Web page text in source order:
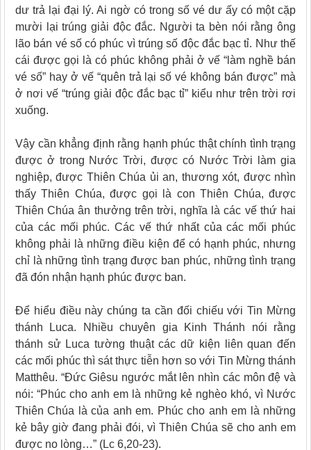
dư trả lại đại lý. Ai ngờ có trong số vé dư ấy có một cặp
mười lại trúng giải độc đắc. Người ta bèn nói rằng ông
lão bán vé số có phúc vì trúng số độc đắc bạc tỉ. Như thế
cái được gọi là có phúc không phải ở vế “làm nghề bán
vé số” hay ở vế “quên trả lại số vé không bán được” mà
ở nơi vế “trúng giải độc đắc bạc tỉ” kiểu như trên trời rơi
xuống.
Vậy cần khẳng định rằng hạnh phúc thật chính tình trạng
được ở trong Nước Trời, được có Nước Trời làm gia
nghiệp, được Thiên Chúa ủi an, thương xót, được nhìn
thấy Thiên Chúa, được gọi là con Thiên Chúa, được
Thiên Chúa ân thưởng trên trời, nghĩa là các vế thứ hai
của các mối phúc. Các vế thứ nhất của các mối phúc
không phải là những điều kiện để có hạnh phúc, nhưng
chỉ là những tình trạng được ban phúc, những tình trạng
đã đón nhận hạnh phúc được ban.
Để hiểu điều này chúng ta cần đối chiếu với Tin Mừng
thánh Luca. Nhiều chuyên gia Kinh Thánh nói rằng
thánh sử Luca tường thuật các dữ kiện liên quan đến
các mối phúc thì sát thực tiễn hơn so với Tin Mừng thánh
Matthêu. “Đức Giêsu ngước mắt lên nhìn các môn đệ và
nói: “Phúc cho anh em là những kẻ nghèo khó, vì Nước
Thiên Chúa là của anh em. Phúc cho anh em là những
kẻ bây giờ đang phải đói, vì Thiên Chúa sẽ cho anh em
được no lòng…” (Lc 6,20-23).